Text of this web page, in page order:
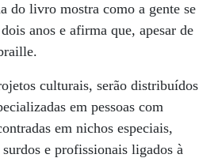
do livro mostra como a gente se
anos e afirma que, apesar de
culturais, serão distribuídos
em pessoas com
em nichos especiais,
e profissionais ligados à